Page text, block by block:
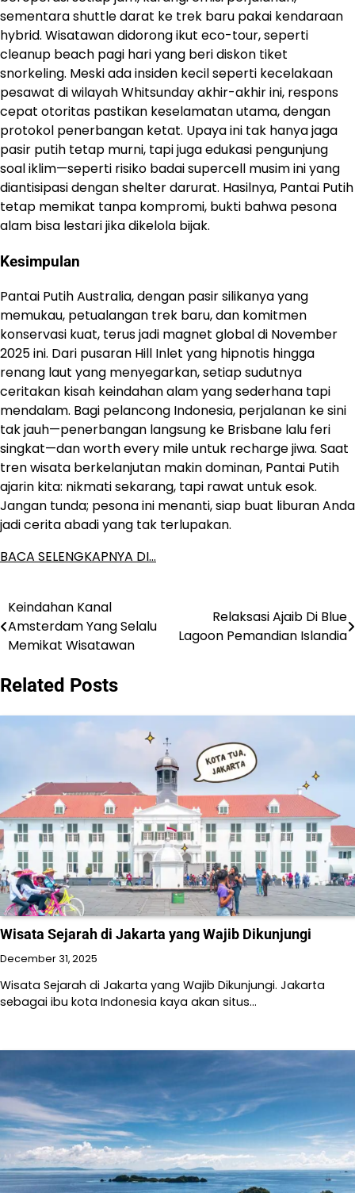
sementara shuttle darat ke trek baru pakai kendaraan
hybrid. Wisatawan didorong ikut eco-tour, seperti
cleanup beach pagi hari yang beri diskon tiket
snorkeling. Meski ada insiden kecil seperti kecelakaan
pesawat di wilayah Whitsunday akhir-akhir ini, respons
cepat otoritas pastikan keselamatan utama, dengan
protokol penerbangan ketat. Upaya ini tak hanya jaga
pasir putih tetap murni, tapi juga edukasi pengunjung
soal iklim—seperti risiko badai supercell musim ini yang
diantisipasi dengan shelter darurat. Hasilnya, Pantai Putih
tetap memikat tanpa kompromi, bukti bahwa pesona
alam bisa lestari jika dikelola bijak.
Kesimpulan
Pantai Putih Australia, dengan pasir silikanya yang
memukau, petualangan trek baru, dan komitmen
konservasi kuat, terus jadi magnet global di November
2025 ini. Dari pusaran Hill Inlet yang hipnotis hingga
renang laut yang menyegarkan, setiap sudutnya
ceritakan kisah keindahan alam yang sederhana tapi
mendalam. Bagi pelancong Indonesia, perjalanan ke sini
tak jauh—penerbangan langsung ke Brisbane lalu feri
singkat—dan worth every mile untuk recharge jiwa. Saat
tren wisata berkelanjutan makin dominan, Pantai Putih
ajarin kita: nikmati sekarang, tapi rawat untuk esok.
Jangan tunda; pesona ini menanti, siap buat liburan Anda
jadi cerita abadi yang tak terlupakan.
BACA SELENGKAPNYA DI…
Post
navigation
Keindahan Kanal
Amsterdam Yang Selalu
Memikat Wisatawan
Relaksasi Ajaib Di Blue
Lagoon Pemandian Islandia
Related Posts
Wisata Sejarah di Jakarta yang Wajib Dikunjungi
December 31, 2025
Wisata Sejarah di Jakarta yang Wajib Dikunjungi. Jakarta
sebagai ibu kota Indonesia kaya akan situs…